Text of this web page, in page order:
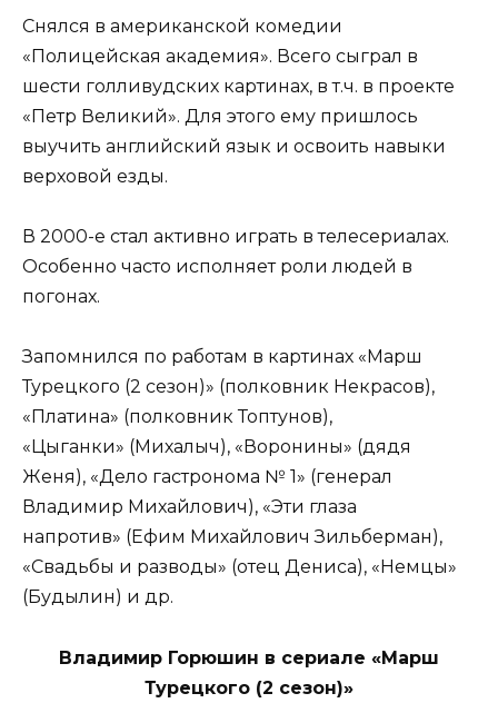
Снялся в американской комедии
«Полицейская академия». Всего сыграл в
шести голливудских картинах, в т.ч. в проекте
«Петр Великий». Для этого ему пришлось
выучить английский язык и освоить навыки
верховой езды.
В 2000-е стал активно играть в телесериалах.
Особенно часто исполняет роли людей в
погонах.
Запомнился по работам в картинах «Марш
Турецкого (2 сезон)» (полковник Некрасов),
«Платина» (полковник Топтунов),
«Цыганки» (Михалыч), «Воронины» (дядя
Женя), «Дело гастронома № 1» (генерал
Владимир Михайлович), «Эти глаза
напротив» (Ефим Михайлович Зильберман),
«Свадьбы и разводы» (отец Дениса), «Немцы»
(Будылин) и др.
Владимир Горюшин в сериале «Марш
Турецкого (2 сезон)»